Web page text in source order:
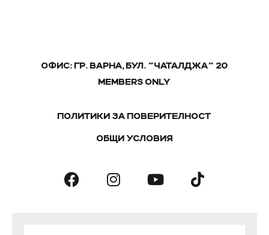
ОФИС: ГР. ВАРНА, БУЛ. "ЧАТАЛДЖА" 20
MEMBERS ONLY
ПОЛИТИКИ ЗА ПОВЕРИТЕЛНОСТ
ОБЩИ УСЛОВИЯ